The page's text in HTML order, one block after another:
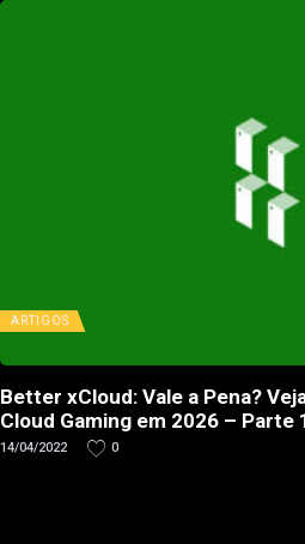
ARTIGOS
Better xCloud: Vale a Pena?
Cloud Gaming em 2026 – Parte
14/04/2022 0